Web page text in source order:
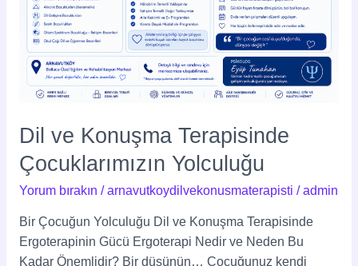
Dil ve Konuşma Terapisinde
Çocuklarımızın Yolculuğu
Yorum bırakın /arnavutkoydilvekonusmaterapisti /admin
Bir Çocuğun Yolculuğu Dil ve Konuşma Terapisinde
Ergoterapinin Gücü Ergoterapi Nedir ve Neden Bu
Kadar Önemlidir? Bir düşünün… Çocuğunuz kendi